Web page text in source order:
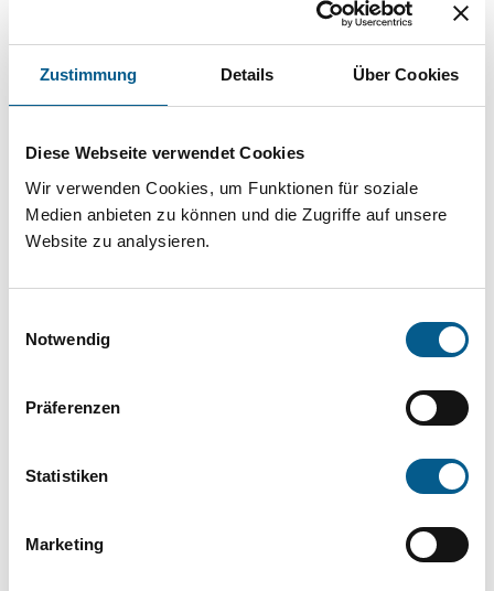
Zustimmung Details Über Cookies
Diese Webseite verwendet Cookies
Wir verwenden Cookies, um Funktionen für soziale
Medien anbieten zu können und die Zugriffe auf unsere
Website zu analysieren.
Notwendig
Präferenzen
Statistiken
Marketing
Sie suchen finanzielle Unterstützung für ein
Projekt oder ein Vorhaben? Hier können Sie
direkt über unsere Fördermitteldatenbank und
Stiftungsdatenbank recherchieren. Bei der
Suche bitte die Groß- und Kleinschreibung
beachten.
können durch die Wahl von Bereichen oder